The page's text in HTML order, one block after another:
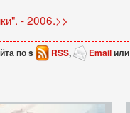
- 2006.>>
по s RSS, Emailили